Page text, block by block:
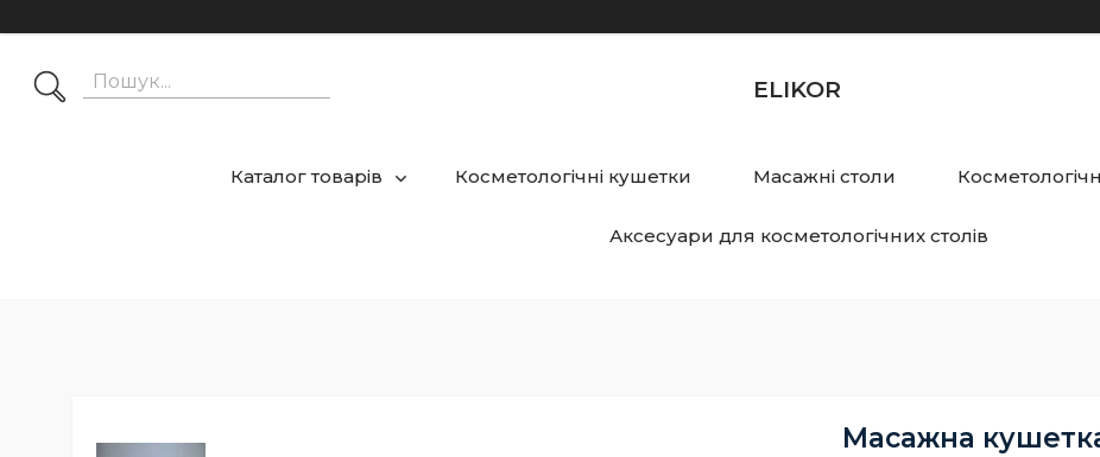
ELIKOR
Каталог товарів Косметологічні кушетки Масажні столи
Аксесуари для косметологічних столів
Масажна